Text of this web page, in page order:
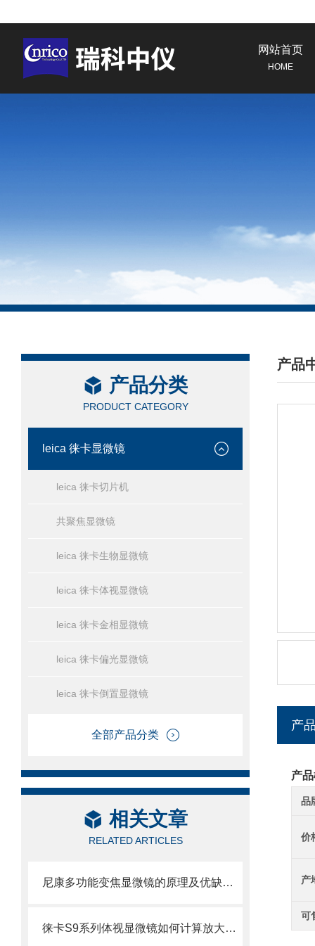
网站首页
HOME
产品分类
PRODUCT CATEGORY
leica 徕卡显微镜
leica 徕卡切片机
共聚焦显微镜
leica 徕卡生物显微镜
leica 徕卡体视显微镜
leica 徕卡金相显微镜
leica 徕卡偏光显微镜
leica 徕卡倒置显微镜
全部产品分类
相关文章
RELATED ARTICLES
尼康多功能变焦显微镜的原理及优缺点分别是什么呢
徕卡S9系列体视显微镜如何计算放大倍率呢？
产品
/
产
产
品
价
产
可